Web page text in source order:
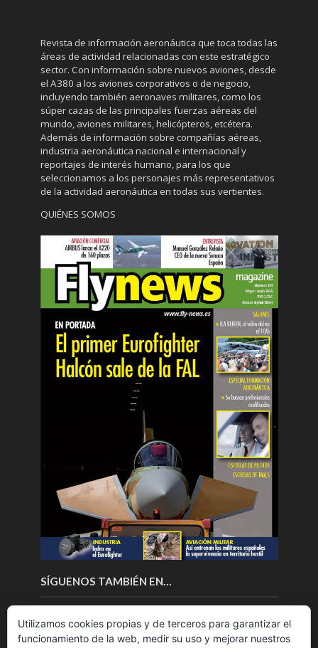
Revista de información aeronáutica que toca todas las
áreas de actividad relacionadas con este estratégico
sector. Con información sobre nuevos aviones, desde
el A380 a los aviones corporativos o de negocio,
incluyendo también aeronaves militares, como los
súper cazas de las principales fuerzas aéreas del
mundo, aviones militares, helicópteros, etcétera.
Además de información sobre compañías aéreas,
industria aeronáutica nacional e internacional y
reportajes de interés humano, para los que
seleccionamos a los personajes más representativos
de la actividad aeronáutica en todas sus vertientes.
QUIÉNES SOMOS
SÍGUENOS TAMBIÉN EN…
Utilizamos cookies propias y de terceros para garantizar el
funcionamiento de la web, medir su uso y mejorar nuestros